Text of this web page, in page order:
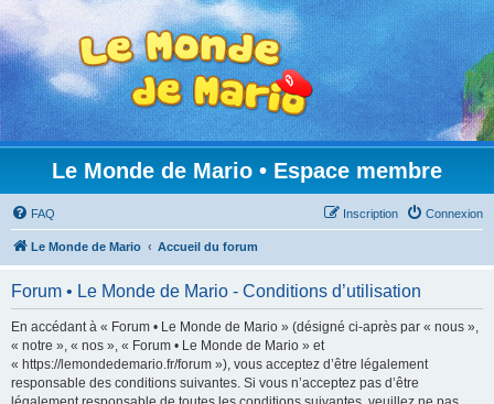
Le Monde de Mario • Espace membre
FAQ Connexion
Inscription
Le Monde de Mario Accueil du forum
Forum • Le Monde de Mario - Conditions d’utilisation
En accédant à « Forum • Le Monde de Mario » (désigné ci-après par « nous »,
« notre », « nos », « Forum • Le Monde de Mario » et
« https://lemondedemario.fr/forum »), vous acceptez d’être légalement
responsable des conditions suivantes. Si vous n’acceptez pas d’être